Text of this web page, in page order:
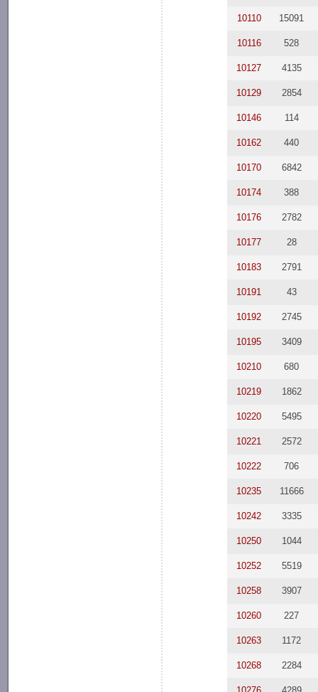
10110 15091
10116 528
10127 4135
10129 2854
10146 114
10162 440
10170 6842
10174 388
10176 2782
10177 28
10183 2791
10191 43
10192 2745
10195 3409
10210 680
10219 1862
10220 5495
10221 2572
10222 706
10235 11666
10242 3335
10250 1044
10252 5519
10258 3907
10260 227
10263 1172
10268 2284